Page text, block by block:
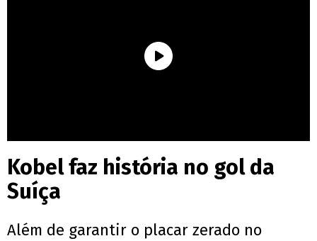
Kobel faz história no gol da
Suíça
Além de garantir o placar zerado no